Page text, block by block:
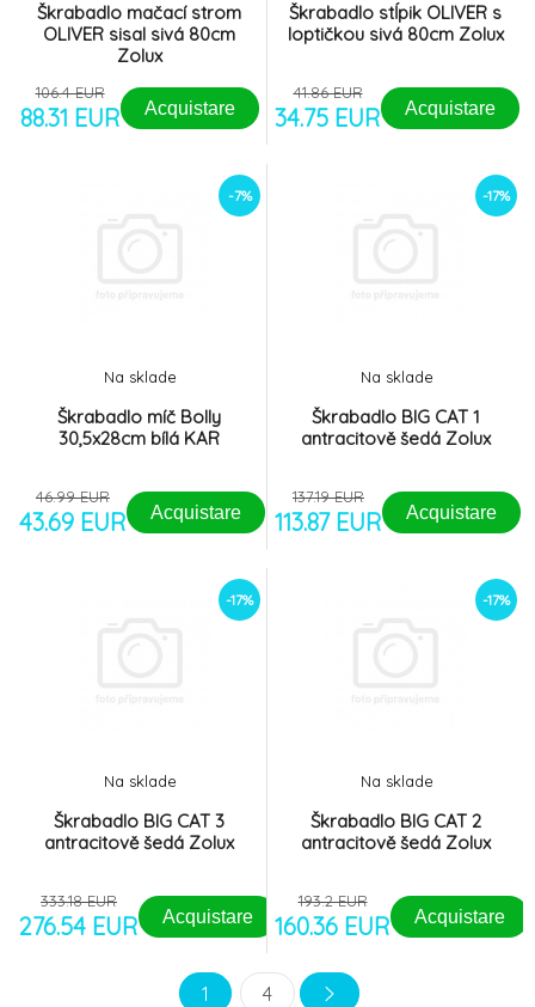
Škrabadlo mačací strom
OLIVER sisal sivá 80cm
Zolux
106.4 EUR
88.31 EUR Acquistare
Škrabadlo stĺpik OLIVER s
loptičkou sivá 80cm Zolux
41.86 EUR
34.75 EUR Acquistare
-7%
Škrabadlo míč Bolly
30,5x28cm bílá KAR
Na sklade
46.99 EUR
43.69 EUR Acquistare
-17%
Škrabadlo BIG CAT 1
antracitově šedá Zolux
Na sklade
137.19 EUR
113.87 EUR Acquistare
-17%
Škrabadlo BIG CAT 3
antracitově šedá Zolux
Na sklade
333.18 EUR
276.54 EUR Acquistare
-17%
Škrabadlo BIG CAT 2
antracitově šedá Zolux
Na sklade
193.2 EUR
160.36 EUR Acquistare
1 4